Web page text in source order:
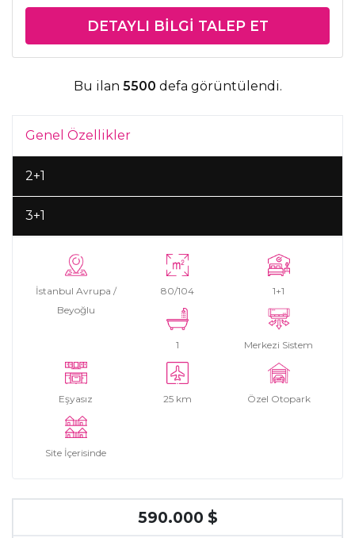
DETAYLI BILGI TALEP ET
Bu ilan 5500 defa görüntülendi.
Genel Özellikler
2+1
3+1
İstanbul Avrupa /
Beyoğlu
80/104 1+1
1 Merkezi Sistem
Eşyasız 25 km Özel Otopark
Site İçerisinde
590.000 $